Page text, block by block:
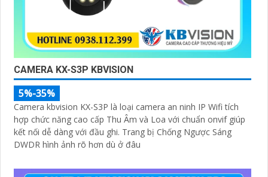
CAMERA KX-S3P KBVISION
5%-35%
Camera kbvision KX-S3P là loại camera an ninh IP Wifi tích
hợp chức năng cao cấp Thu Âm và Loa với chuẩn onvif giúp
kết nối dễ dàng với đầu ghi. Trang bị Chống Ngược Sáng
DWDR hình ảnh rõ hơn dù ở đâu